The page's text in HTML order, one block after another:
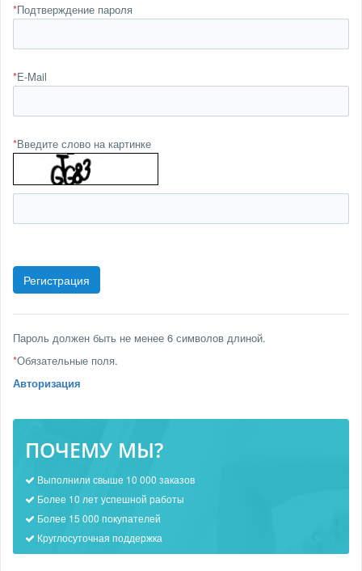
*Подтверждение пароля
*E-Mail
*Введите слово на картинке
Пароль должен быть не менее 6 символов длиной.
*Обязательные поля.
Авторизация
ПОЧЕМУ МЫ?
Выполнили свыше 10 000 заказов
Более 10 лет успешной работы
Более 15 000 покупателей
Круглосуточная поддержка